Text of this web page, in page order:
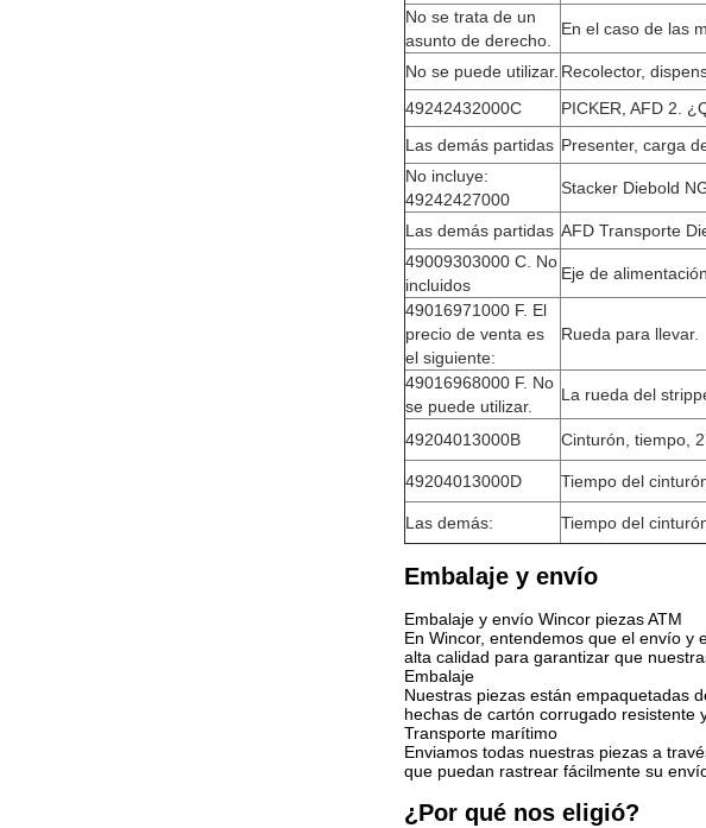
No se trata de un
asunto de derecho.
En el caso de las
No se puede utilizar. Recolector,
49242432000C
PICKER, AFD 2.
Las demás partidas Presenter, carga
No incluye:
49242427000
Stacker Diebold
Las demás partidas AFD Transporte
49009303000 C. No
incluidos
Eje de
49016971000 F. El
precio de venta es
el siguiente:
Rueda para llevar.
49016968000 F. No
se puede utilizar.
La rueda del
49204013000B Cinturón, tiempo,
49204013000D Tiempo del
Las demás: Tiempo del
Embalaje y envío
Embalaje y envío Wincor piezas ATM
En Wincor, entendemos que el envío y
alta calidad para garantizar que
Embalaje
Nuestras piezas están empaquetadas
hechas de cartón corrugado resistente
Transporte marítimo
Enviamos todas nuestras piezas a
que puedan rastrear fácilmente su
¿Por qué nos eligió?